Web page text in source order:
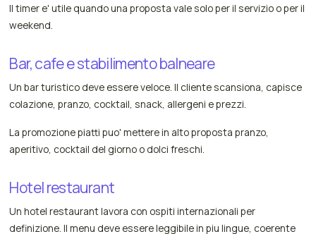
Il timer e' utile quando una proposta vale solo per il servizio o per il
weekend.
Bar, cafe e stabilimento balneare
Un bar turistico deve essere veloce. Il cliente scansiona, capisce
colazione, pranzo, cocktail, snack, allergeni e prezzi.
La promozione piatti puo' mettere in alto proposta pranzo,
aperitivo, cocktail del giorno o dolci freschi.
Hotel restaurant
Un hotel restaurant lavora con ospiti internazionali per
definizione. Il menu deve essere leggibile in piu lingue, coerente